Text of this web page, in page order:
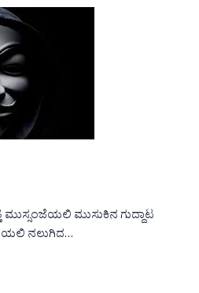
ಮುಸುಕಿನ ಗುದ್ದಾಟ
ನಲುಗಿದ…